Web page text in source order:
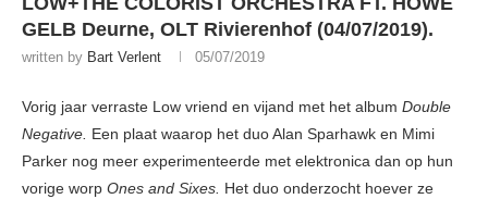
GELB Deurne, OLT Rivierenhof (04/07/2019).
written by Bart Verlent 05/07/2019
Vorig jaar verraste Low vriend en vijand met het album Double
Negative. Een plaat waarop het duo Alan Sparhawk en Mimi
Parker nog meer experimenteerde met elektronica dan op hun
vorige worp Ones and Sixes. Het duo onderzocht hoever ze